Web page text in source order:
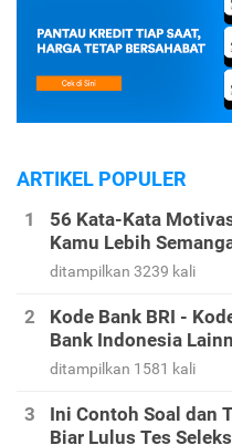
ARTIKEL POPULER
56 Kata-Kata
Kamu Lebih
ditampilkan 3239 kali
Kode Bank BRI -
Bank Indonesia
ditampilkan 1581 kali
Ini Contoh Soal dan
Biar Lulus Tes